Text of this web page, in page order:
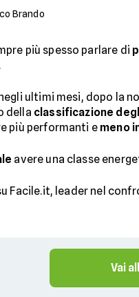
Brando
più spesso parlare di
.
ultimi mesi, dopo la
della classificazione
più performanti e meno
avere una classe
Facile.it, leader nel
Vai